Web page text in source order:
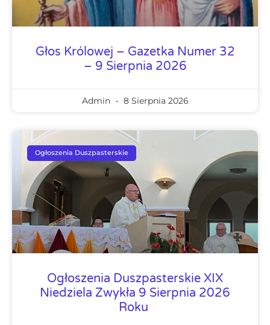
Głos Królowej – Gazetka Numer 32
– 9 Sierpnia 2026
Admin 8 Sierpnia 2026
Ogłoszenia Duszpasterskie
Ogłoszenia Duszpasterskie XIX
Niedziela Zwykła 9 Sierpnia 2026
Roku